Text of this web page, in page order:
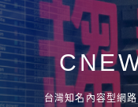
台灣知名內容型網